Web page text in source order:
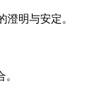
明与安定。